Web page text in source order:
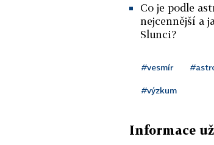
Co je podle
nejcennější a
Slunci?
#vesmír
#výzkum
Informace